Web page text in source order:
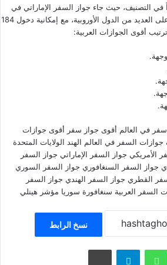
التصنيف، حيث جاء جواز السفر الإماراتي في
المرتبة الثامنة عالمياً، متقدماً على العديد من الدول الأوروبية، مع إمكانية دخول 184
أقوى الجوازات العربية:
في العالم أقوى جواز سفر
أقوى جوازات
السفر في العالم الهند الولايات المتحدة
الأمريكي جواز السفر الإماراتي جواز السفر
جواز السفر السنغافوري جواز السفر السوري
القطري جواز السفر الهندي جواز السفر
السفر العربية سنغافورة سوريا مؤشر هينلي
نسخ الرابط
واتساب تيلقرام مشاركة عبر البريد